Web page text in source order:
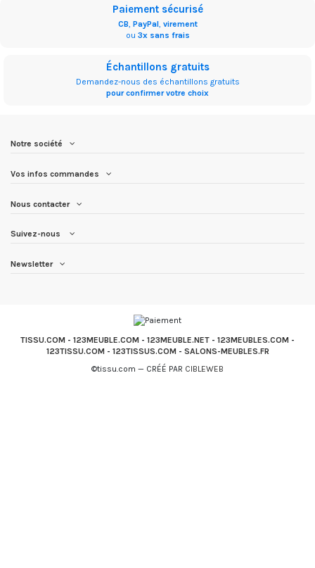
Paiement sécurisé
CB, PayPal, virement
ou 3x sans frais
Échantillons gratuits
Demandez-nous des échantillons gratuits
pour confirmer votre choix
Notre société
Vos infos commandes
Nous contacter
Suivez-nous
Newsletter
TISSU.COM - 123MEUBLE.COM - 123MEUBLE.NET - 123MEUBLES.COM -
123TISSU.COM - 123TISSUS.COM - SALONS-MEUBLES.FR
©tissu.com — CRÉÉ PAR CIBLEWEB